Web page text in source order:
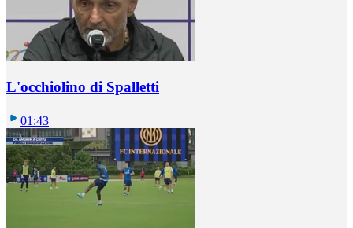
L'occhiolino di Spalletti
01:43